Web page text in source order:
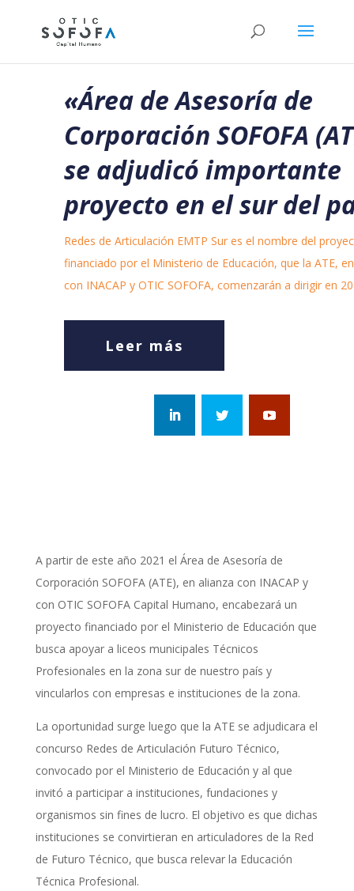
«Área de Asesoría de
Corporación SOFOFA
se adjudicó importante
proyecto en el sur del
Redes de Articulación EMTP Sur es el nombre del
financiado por el Ministerio de Educación, que la ATE,
con INACAP y OTIC SOFOFA, comenzarán a dirigir en
Leer más
A partir de este año 2021 el Área de Asesoría de
Corporación SOFOFA (ATE), en alianza con INACAP y
con OTIC SOFOFA Capital Humano, encabezará un
proyecto financiado por el Ministerio de Educación que
busca apoyar a liceos municipales Técnicos
Profesionales en la zona sur de nuestro país y
vincularlos con empresas e instituciones de la zona.
La oportunidad surge luego que la ATE se adjudicara el
concurso Redes de Articulación Futuro Técnico,
convocado por el Ministerio de Educación y al que
invitó a participar a instituciones, fundaciones y
organismos sin fines de lucro. El objetivo es que dichas
instituciones se convirtieran en articuladores de la Red
de Futuro Técnico, que busca relevar la Educación
Técnica Profesional.